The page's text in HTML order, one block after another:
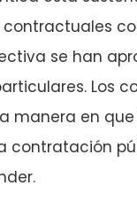
se han
Los
manera en
contratación